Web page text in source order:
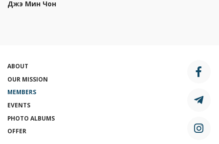
Джэ Мин Чон
ABOUT
OUR MISSION
MEMBERS
EVENTS
PHOTO ALBUMS
OFFER